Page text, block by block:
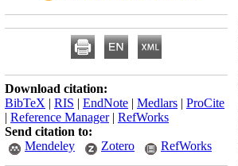
Download citation:
BibTeX | RIS | EndNote | Medlars | ProCite
| Reference Manager| RefWorks
Send citation to:
Mendeley
Zotero RefWorks